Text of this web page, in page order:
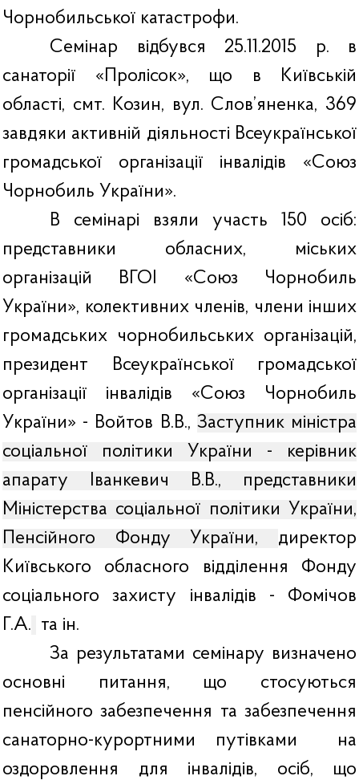
Чорнобильської катастрофи.
Семінар відбувся 25.11.2015 р. в
санаторії «Пролісок», що в Київській
області, смт. Козин, вул. Слов’яненка, 369
завдяки активній діяльності Всеукраїнської
громадської організації інвалідів «Союз
Чорнобиль України».
В семінарі взяли участь 150 осіб:
представники обласних, міських
організацій ВГОІ «Союз Чорнобиль
України», колективних членів, члени інших
громадських чорнобильських організацій,
президент Всеукраїнської громадської
організації інвалідів «Союз Чорнобиль
України» - Войтов В.В., Заступник міністра
соціальної політики України - керівник
апарату Іванкевич В.В., представники
Міністерства соціальної політики України,
Пенсійного Фонду України, директор
Київського обласного відділення Фонду
соціального захисту інвалідів - Фомічов
Г.А. та ін.
За результатами семінару визначено
основні питання, що стосуються
пенсійного забезпечення та забезпечення
санаторно-курортними путівками
на
оздоровлення для інвалідів, осіб, що